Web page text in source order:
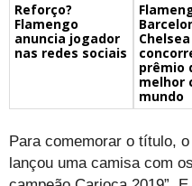
Reforço?
Flamengo
anuncia jogador
nas redes sociais
Chelsea
prêmio
melhor
mundo
Para comemorar o título,
lançou uma camisa com